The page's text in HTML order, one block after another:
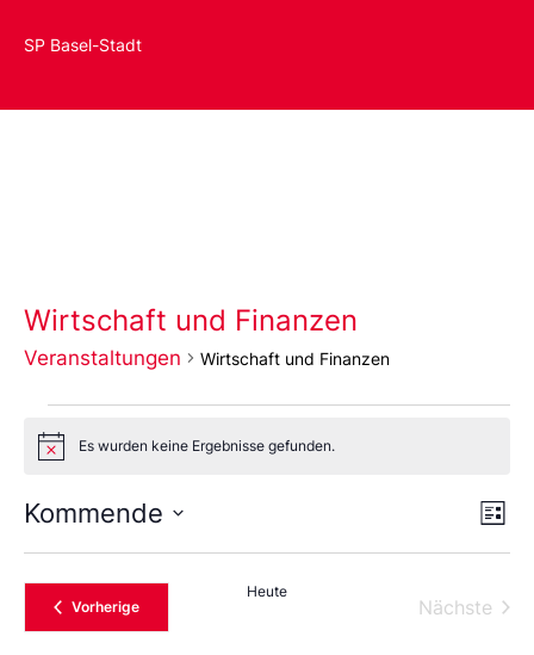
SP Basel-Stadt
Wirtschaft und Finanzen
Veranstaltungen Wirtschaft und Finanzen
NoticeEs wurden keine Ergebnisse gefunden.
Liste
Kommende
Sie
das
Datum
aus.
VorherigeVeranstaltungen
Heute
Nächste